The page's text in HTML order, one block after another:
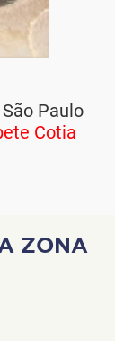
Paulo
Cotia
ZONA